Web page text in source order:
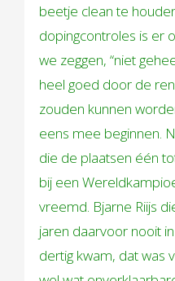
beetje clean te
dopingcontroles is er
we zeggen, “niet
heel goed door de
zouden kunnen
eens mee beginnen.
die de plaatsen één
bij een
vreemd. Bjarne Riijs
jaren daarvoor nooit
dertig kwam, dat was